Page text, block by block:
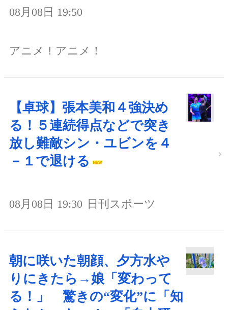
08月08日 19:50
アニメ！アニメ！
【卓球】張本美和４強決め
る！５連続得点などで突き
放し難敵シン・ユビンを４
－１で退ける
08月08日 19:30 日刊スポーツ
朝に咲いた朝顔、夕方水や
りにきたら→娘「変わって
る！」 驚きの“変化”に「知